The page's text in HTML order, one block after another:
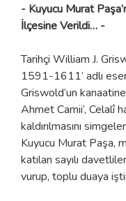
- Kuyucu Murat
İlçesine Verildi… -
Tarihçi William J.
1591-1611’ adlı
Griswold’un
Ahmet Camii’, Celalî
kaldırılmasını
Kuyucu Murat Paşa,
katılan sayılı
vurup, toplu duaya